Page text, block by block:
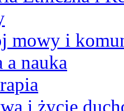
mowy i
a nauka
i życie